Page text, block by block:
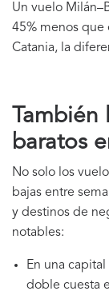
Un vuelo
45% menos que
Catania, la
baratos
No solo los
bajas entre
y destinos de
notables:
En una
doble cuesta